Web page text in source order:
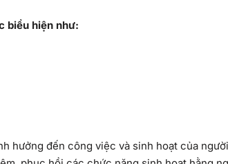
biểu hiện như:
hưởng đến công việc và sinh hoạt của